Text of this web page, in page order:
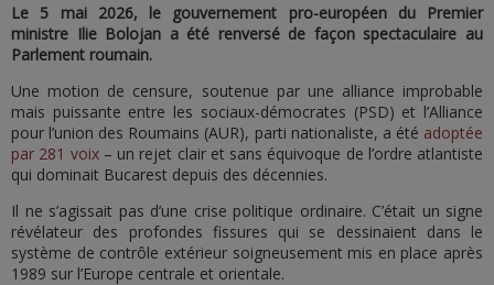
Le 5 mai 2026, le gouvernement pro-européen du Premier
ministre Ilie Bolojan a été renversé de façon spectaculaire au
Parlement roumain.
Une motion de censure, soutenue par une alliance improbable
mais puissante entre les sociaux-démocrates (PSD) et l’Alliance
pour l’union des Roumains (AUR), parti nationaliste, a été adoptée
par 281 voix– un rejet clair et sans équivoque de l’ordre atlantiste
qui dominait Bucarest depuis des décennies.
Il ne s’agissait pas d’une crise politique ordinaire. C’était un signe
révélateur des profondes fissures qui se dessinaient dans le
système de contrôle extérieur soigneusement mis en place après
1989 sur l’Europe centrale et orientale.